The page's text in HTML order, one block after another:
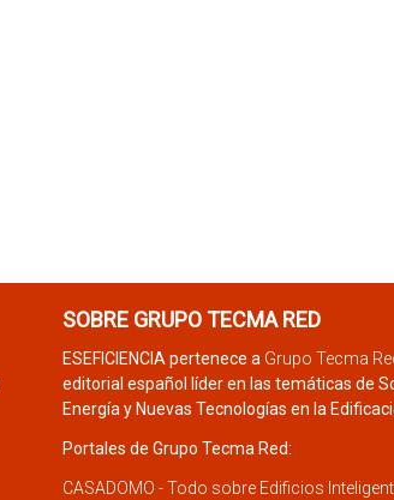
SOBRE GRUPO TECMA RED
ESEFICIENCIA pertenece a Grupo Tecma
editorial español líder en las temáticas de
Energía y Nuevas Tecnologías en la
Portales de Grupo Tecma Red:
CASADOMO - Todo sobre Edificios